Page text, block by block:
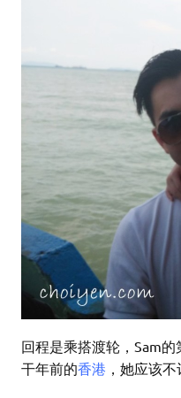
回程是乘搭渡轮，Sam
干年前的香港 ，她应该